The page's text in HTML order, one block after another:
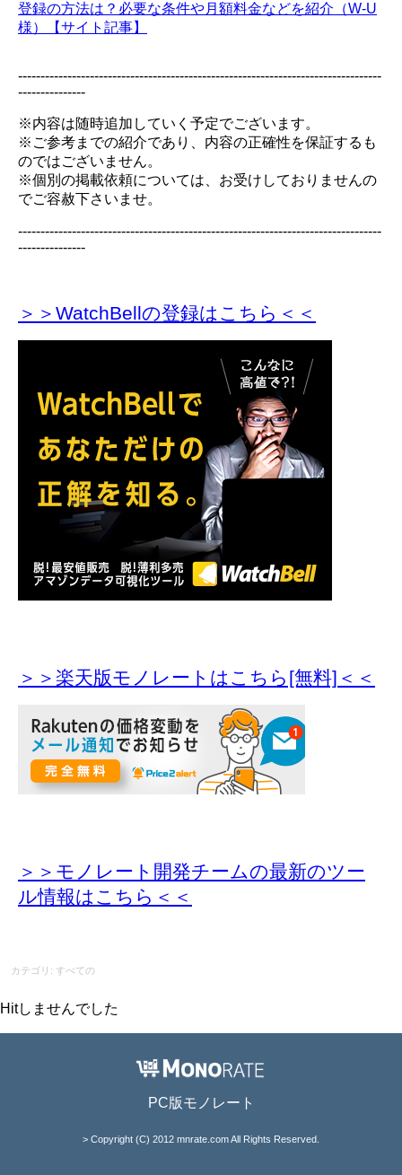
登録の方法は？必要な条件や月額料金などを紹介（W-U
様）【サイト記事】
---------------------------------------------------------------------------------
---------------
※内容は随時追加していく予定でございます。
※ご参考までの紹介であり、内容の正確性を保証するも
のではございません。
※個別の掲載依頼については、お受けしておりませんの
でご容赦下さいませ。
---------------------------------------------------------------------------------
---------------
＞＞WatchBellの登録はこちら＜＜
＞＞楽天版モノレートはこちら[無料]＜＜
＞＞モノレート開発チームの最新のツー
ル情報はこちら＜＜
カテゴリ: すべての
Hitしませんでした
PC版モノレート
> Copyright (C) 2012 mnrate.com All Rights Reserved.